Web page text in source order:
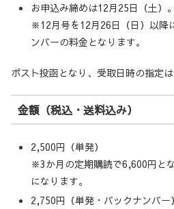
お申込み締めは12月25日（土）。
※12月号を12月26日（日）以降
ンバーの料金となります。
ポスト投函となり、受取日時の指定は
金額（税込・送料込み）
2,500円（単発）
※3か月の定期購読で6,600円と
になります。
2,750円（単発・バックナンバー）